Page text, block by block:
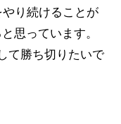
り続けることが
思っています。
て勝ち切りたいで